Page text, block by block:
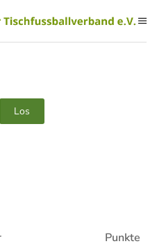
Punkte